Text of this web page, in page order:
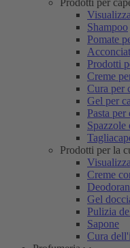
Prodotti per
Shampoo
Pomate
Prodotti
Creme
Cura per
Gel per
Pasta per
Spazzole
Prodotti per la
Creme
Gel
Pulizia
Sapone
Cura